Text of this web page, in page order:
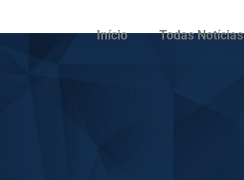
Início Todas Notícias